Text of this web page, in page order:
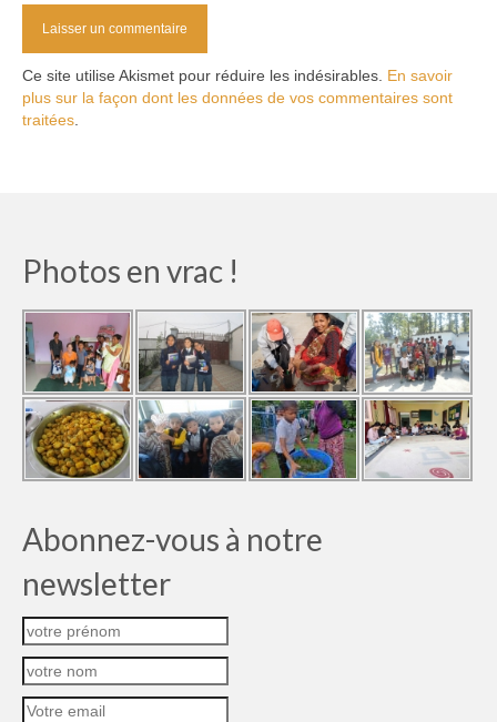
Ce site utilise Akismet pour réduire les indésirables. En savoir
plus sur la façon dont les données de vos commentaires sont
traitées
Photos en vrac !
Abonnez-vous à notre
newsletter